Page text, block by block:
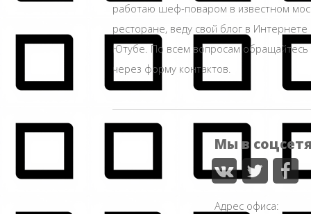
работаю шеф-поваром в известном
ресторане, веду свой блог в Интернете
Ютубе. По всем вопросам
через форму контактов.
Мы в
Адрес офиса: